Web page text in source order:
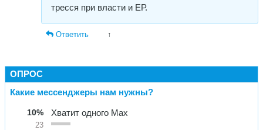
тресся при власти и ЕР.
Ответить ↑
ОПРОС
Какие мессенджеры нам нужны?
10%
23
Хватит одного Max